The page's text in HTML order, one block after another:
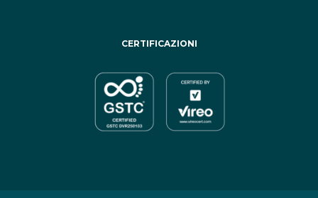
CERTIFICAZIONI